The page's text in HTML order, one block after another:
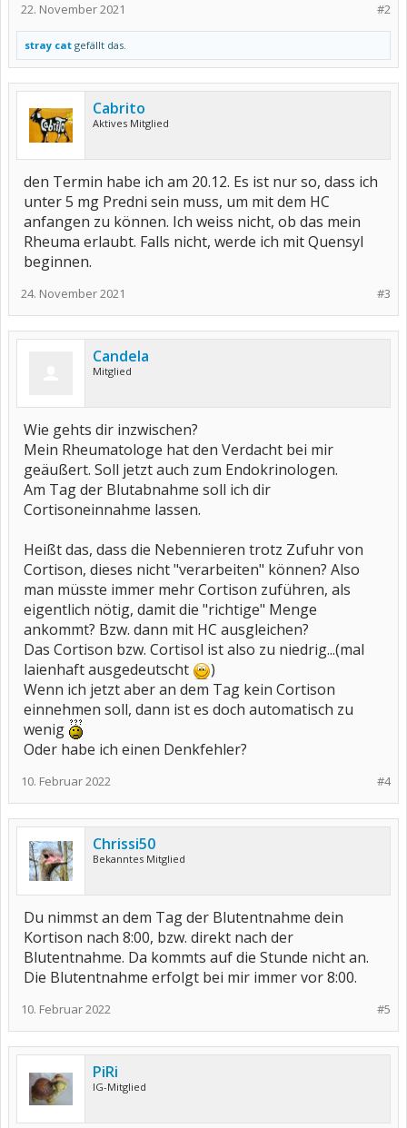
#2
22. November 2021
stray cat gefällt das.
Cabrito
Aktives Mitglied
den Termin habe ich am 20.12. Es ist nur so, dass ich
unter 5 mg Predni sein muss, um mit dem HC
anfangen zu können. Ich weiss nicht, ob das mein
Rheuma erlaubt. Falls nicht, werde ich mit Quensyl
beginnen.
#3
24. November 2021
Candela
Mitglied
Wie gehts dir inzwischen?
Mein Rheumatologe hat den Verdacht bei mir
geäußert. Soll jetzt auch zum Endokrinologen.
Am Tag der Blutabnahme soll ich dir
Cortisoneinnahme lassen.
Heißt das, dass die Nebennieren trotz Zufuhr von
Cortison, dieses nicht "verarbeiten" können? Also
man müsste immer mehr Cortison zuführen, als
eigentlich nötig, damit die "richtige" Menge
ankommt? Bzw. dann mit HC ausgleichen?
Das Cortison bzw. Cortisol ist also zu niedrig...(mal
laienhaft ausgedeutscht
)
Wenn ich jetzt aber an dem Tag kein Cortison
einnehmen soll, dann ist es doch automatisch zu
wenig
Oder habe ich einen Denkfehler?
#4
10. Februar 2022
Chrissi50
Bekanntes Mitglied
Du nimmst an dem Tag der Blutentnahme dein
Kortison nach 8:00, bzw. direkt nach der
Blutentnahme. Da kommts auf die Stunde nicht an.
Die Blutentnahme erfolgt bei mir immer vor 8:00.
#5
10. Februar 2022
PiRi
IG-Mitglied